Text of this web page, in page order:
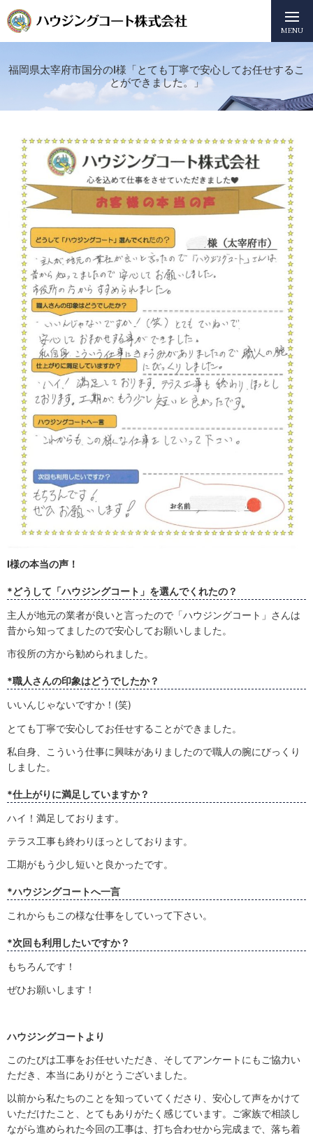
MENU
福岡県太宰府市国分のI様「とても丁寧で安心してお任せするこ
とができました。」
I様の本当の声！
*どうして「ハウジングコート」を選んでくれたの？
主人が地元の業者が良いと言ったので「ハウジングコート」さんは
昔から知ってましたので安心してお願いしました。
市役所の方から勧められました。
*職人さんの印象はどうでしたか？
いいんじゃないですか！(笑)
とても丁寧で安心してお任せすることができました。
私自身、こういう仕事に興味がありましたので職人の腕にびっくり
しました。
*仕上がりに満足していますか？
ハイ！満足しております。
テラス工事も終わりほっとしております。
工期がもう少し短いと良かったです。
*ハウジングコートへ一言
これからもこの様な仕事をしていって下さい。
*次回も利用したいですか？
もちろんです！
ぜひお願いします！
ハウジングコートより
このたびは工事をお任せいただき、そしてアンケートにもご協力い
ただき、本当にありがとうございました。
以前から私たちのことを知っていてくださり、安心して声をかけて
いただけたこと、とてもありがたく感じています。ご家族で相談し
ながら進められた今回の工事は、打ち合わせから完成まで、落ち着